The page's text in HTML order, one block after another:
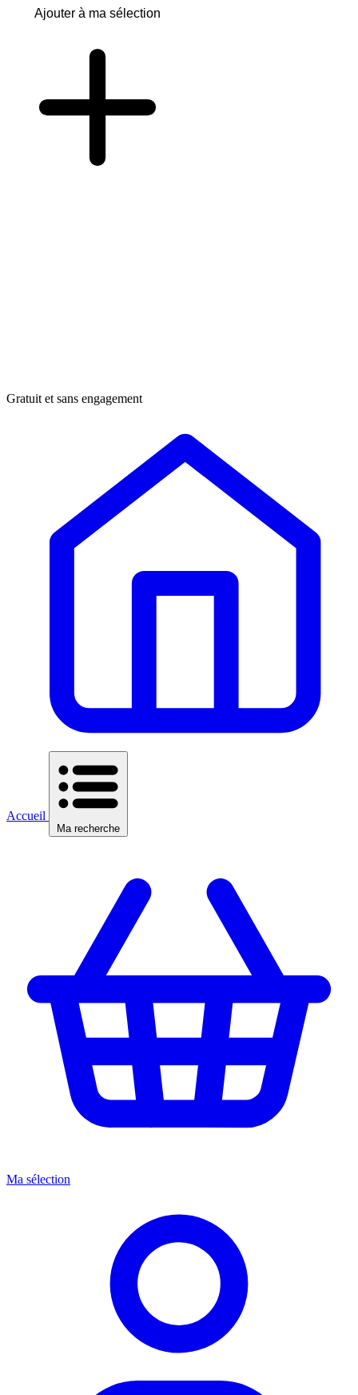
Ajouter à ma sélection
Gratuit et sans engagement
Accueil
Ma recherche
Ma sélection